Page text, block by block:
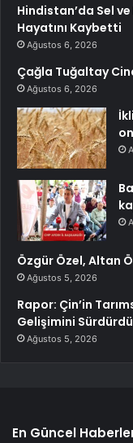
Hindistan’da Sel
Hayatını Kaybetti
Ağustos 6, 2026
Çağla Tuğaltay
Ağustos 6, 2026
Özgür Özel, Altan
Ağustos 5, 2026
Rapor: Çin’in
Gelişimini Sürdürdü
Ağustos 5, 2026
En Güncel